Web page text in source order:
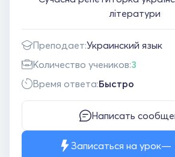
літератури
Преподает:Украинский язык
Количество учеников:3
Время ответа:Быстро
Написать
Записаться на урок